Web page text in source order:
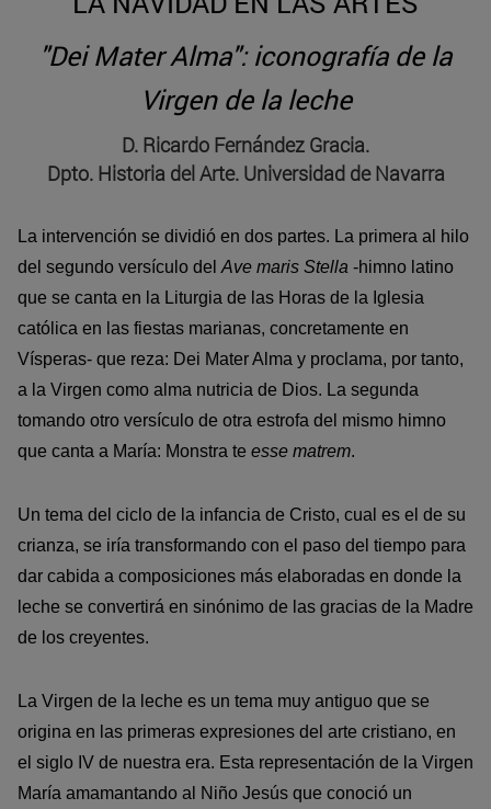
"Dei Mater Alma": iconografía de la
Virgen de la leche
D. Ricardo Fernández Gracia.
Dpto. Historia del Arte. Universidad de Navarra
La intervención se dividió en dos partes. La primera al hilo
del segundo versículo del Ave maris Stella -himno latino
que se canta en la Liturgia de las Horas de la Iglesia
católica en las fiestas marianas, concretamente en
Vísperas- que reza: Dei Mater Alma y proclama, por tanto,
a la Virgen como alma nutricia de Dios. La segunda
tomando otro versículo de otra estrofa del mismo himno
que canta a María: Monstra te esse matrem.
Un tema del ciclo de la infancia de Cristo, cual es el de su
crianza, se iría transformando con el paso del tiempo para
dar cabida a composiciones más elaboradas en donde la
leche se convertirá en sinónimo de las gracias de la Madre
de los creyentes.
La Virgen de la leche es un tema muy antiguo que se
origina en las primeras expresiones del arte cristiano, en
el siglo IV de nuestra era. Esta representación de la Virgen
María amamantando al Niño Jesús que conoció un